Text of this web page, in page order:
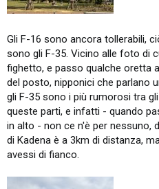
Gli F-16 sono ancora tollerabili,
sono gli F-35. Vicino alle foto di
fighetto, e passo qualche oretta
del posto, nipponici che parlano
gli F-35 sono i più rumorosi tra
queste parti, e infatti - quando
in alto - non ce n'è per nessuno,
di Kadena è a 3km di distanza,
avessi di fianco.